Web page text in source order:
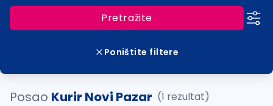
Pretražite
Poništite filtere
Posao Kurir Novi Pazar (1 rezultat)